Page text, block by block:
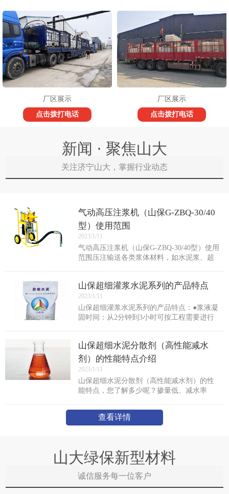
厂区展示
点击拨打电话
厂区展示
点击拨打电话
新闻 · 聚焦山大
关注济宁山大，掌握行业动态
气动高压注浆机（山保G-ZBQ-30/40
型）使用范围
2023/1/11
气动高压注浆机（山保G-ZBQ-30/40型）使用
范围压注输送各类浆体材料，如水泥浆、超
程、建筑工程等的防水堵漏加固施工。也
山保超细灌浆水泥系列的产品特点
2023/1/11
山保超细灌浆水泥系列的产品特点：●浆液凝
固时间：从2分钟到3小时可按工程需要进行
掺入超细水泥分散剂后，可降低浆液粘度，
提
山保超细水泥分散剂（高性能减水
剂）的性能特点介绍
2023/1/11
山保超细水泥分散剂（高性能减水剂）的性
能特点，您了解多少呢？掺量低、减水率
小，预拌混凝土坍落度损失率1h小于5%，2h
小于10％。砼3d
查看详情
山大绿保新型材料
诚信服务每一位客户